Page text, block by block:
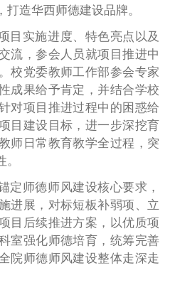
造华西师德建设品牌。
目实施进度、特色亮点以及
流，参会人员就项目推进中
校党委教师工作部参会专家
成果给予肯定，并结合学校
对项目推进过程中的困惑给
目建设目标，进一步深挖育
师日常教育教学全过程，突
定师德师风建设核心要求，
进展，对标短板补弱项、立
目后续推进方案，以优质项
室强化师德培育，统筹完善
院师德师风建设整体走深走